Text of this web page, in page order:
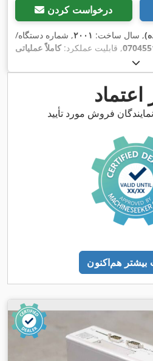
درخواست کردن
, سال ساخت: ۲۰۰۱, شماره دستگاه/
, قابلیت عملکرد:کاملاً عملیاتی
اعتماد
بیشتر هم‌اکنون